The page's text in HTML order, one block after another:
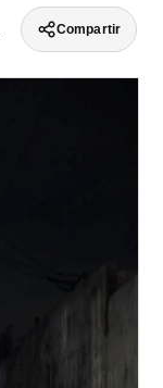
Compartir